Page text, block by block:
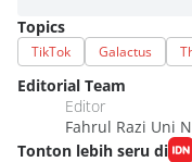
Topics
TikTok Galactus
Editorial Team
Editor
Fahrul Razi Uni
Tonton lebih seru di